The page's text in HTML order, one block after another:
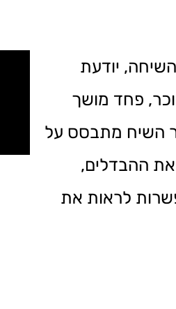
יודעת
פחד מושך
השיח מתבסס על
ההבדלים,
לראות את